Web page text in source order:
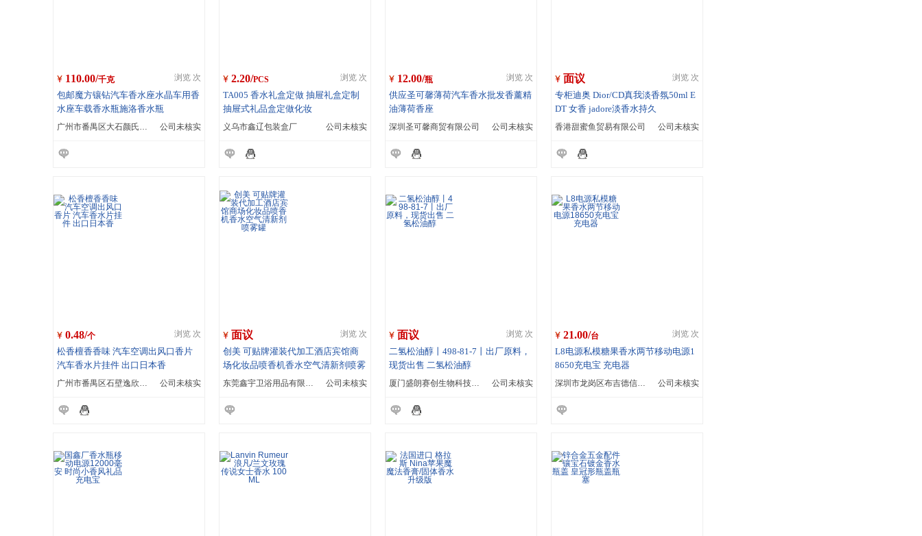
110.00/千克 浏览 次
包邮魔方镶钻汽车香水座水晶车用香
水座车载香水瓶施洛香水瓶
广州市番禺区大石颜氏模具加工厂 公司未核实
2.20/PCS 浏览 次
TA005 香水礼盒定做 抽屉礼盒定制
抽屉式礼品盒定做化妆
义乌市鑫辽包装盒厂 公司未核实
12.00/瓶 浏览 次
供应圣可馨薄荷汽车香水批发香薰精
油薄荷香座
深圳圣可馨商贸有限公司 公司未核实
面议 浏览 次
专柜迪奥 Dior/CD真我淡香氛50ml E
DT 女香 jadore淡香水持久
香港甜蜜鱼贸易有限公司 公司未核实
0.48/个 浏览 次
松香檀香香味 汽车空调出风口香片
汽车香水片挂件 出口日本香
广州市番禺区石壁逸欣工艺品厂 公司未核实
面议 浏览 次
创美 可贴牌灌装代加工酒店宾馆商
场化妆品喷香机香水空气清新剂喷雾
罐
东莞鑫宇卫浴用品有限公司 公司未核实
面议 浏览 次
二氢松油醇丨498-81-7丨出厂原料，
现货出售 二氢松油醇
厦门盛朗赛创生物科技有限公司 公司未核实
21.00/台 浏览 次
L8电源私模糖果香水两节移动电源1
8650充电宝 充电器
深圳市龙岗区布吉德信电脑经营部 公司未核实